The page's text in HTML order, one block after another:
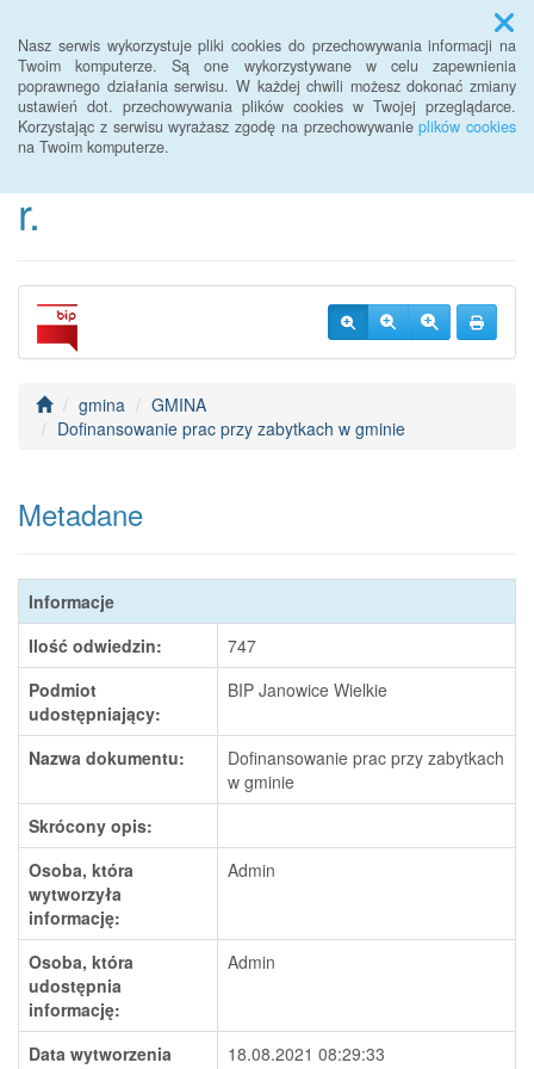
Nasz serwis wykorzystuje pliki cookies do przechowywania informacji na
Twoim komputerze. Są one wykorzystywane w celu zapewnienia
poprawnego działania serwisu. W każdej chwili możesz dokonać zmiany
ustawień dot. przechowywania plików cookies w Twojej przeglądarce.
Korzystając z serwisu wyrażasz zgodę na przechowywanieplików cookies
na Twoim komputerze.
Menu
BIP Urzędu Gminy
Janowice Wielkie od 2022
r.
gmina
GMINA
Dofinansowanie prac przy zabytkach w gminie
Metadane
Informacje
Ilość odwiedzin:
747
Podmiot
udostępniający:
BIP Janowice Wielkie
Nazwa dokumentu:
Dofinansowanie prac przy zabytkach
w gminie
Skrócony opis:
Osoba, która
wytworzyła
informację:
Admin
Osoba, która
udostępnia
informację:
Admin
Data wytworzenia
18.08.2021 08:29:33